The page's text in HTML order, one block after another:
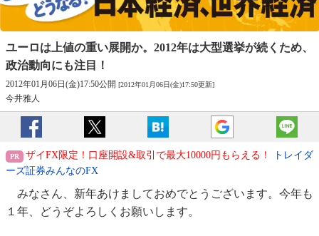
ユーロは上値の重い展開か。2012年は大型選挙が続くため、
政治動向にも注目！
2012年01月06日(金)17:50公開 [2012年01月06日(金)17:50更新]
今井雅人
ザイFX限定！口座開設&取引で最大10000円もらえる！
トレイダ
ーズ証券みんなのFX
みなさん、新年あけましておめでとうございます。今年も
１年、どうぞよろしくお願いします。